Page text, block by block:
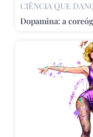
CIÊNCIA QUE
Dopamina: a